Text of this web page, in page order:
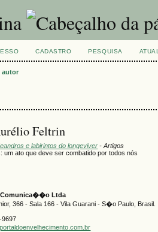
CADASTRO PESQUISA ATUAL
autor
Feltrin
e labirintos do longeviver - Artigos
um ato que deve ser combatido por todos nós
Comunica��o Ltda
366 - Sala 166 - Vila Guarani - S�o Paulo, Brasil.
9697